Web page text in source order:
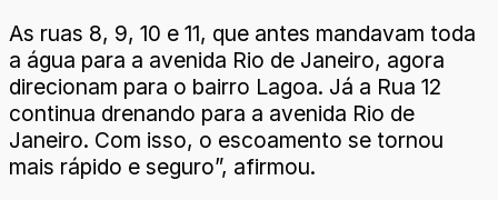
As ruas 8, 9, 10 e 11, que antes mandavam toda
a água para a avenida Rio de Janeiro, agora
direcionam para o bairro Lagoa. Já a Rua 12
continua drenando para a avenida Rio de
Janeiro. Com isso, o escoamento se tornou
mais rápido e seguro”, afirmou.